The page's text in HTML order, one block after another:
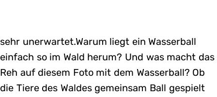
sehr unerwartet.Warum liegt ein Wasserball
einfach so im Wald herum? Und was macht das
Reh auf diesem Foto mit dem Wasserball? Ob
die Tiere des Waldes gemeinsam Ball gespielt